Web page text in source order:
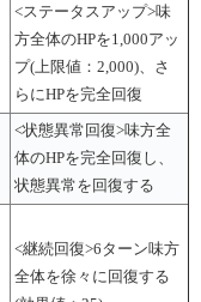
<ステータスアップ>味
方全体のHPを1,000アッ
プ(上限値：2,000)、さ
らにHPを完全回復
<状態異常回復>味方全
体のHPを完全回復し、
状態異常を回復する
<継続回復>6ターン味方
全体を徐々に回復する